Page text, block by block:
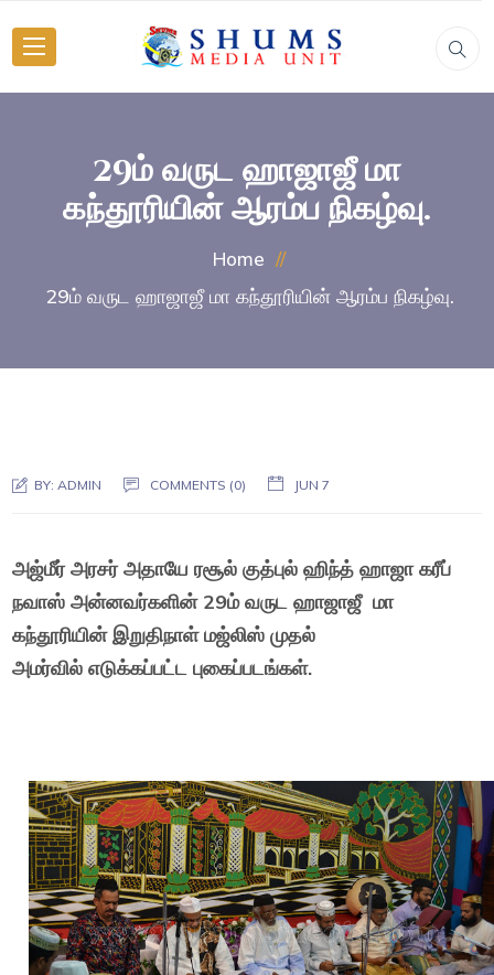
29ம் வருட ஹாஜாஜீ மா
கந்தூரியின் ஆரம்ப நிகழ்வு.
Home
29ம் வருட ஹாஜாஜீ மா கந்தூரியின் ஆரம்ப நிகழ்வு.
BY:ADMIN COMMENTS (0) JUN 7
அஜ்மீர் அரசர் அதாயே ரசூல் குத்புல் ஹிந்த் ஹாஜா கரீப்
நவாஸ் அன்னவர்களின் 29ம் வருட ஹாஜாஜீ மா
கந்தூரியின் இறுதிநாள்மஜ்லிஸ் முதல்
அமர்வில் எடுக்கப்பட்ட புகைப்படங்கள்.